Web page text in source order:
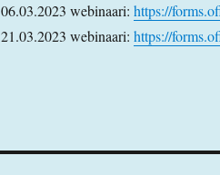
06.03.2023 webinaari: https://
21.03.2023 webinaari: https://